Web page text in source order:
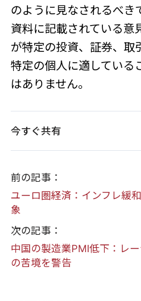
のように見なされるべき
資料に記載されている意
が特定の投資、証券、取
特定の個人に適している
はありません。
今すぐ共有
前の記事：
ユーロ圏経済：インフレ緩
象
次の記事：
中国の製造業PMI低下：レ
の苦境を警告